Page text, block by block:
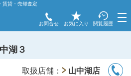
賃貸・売却査定
お問合せ お気に入り 閲覧履歴
湖３
取扱店舗： 山中湖店